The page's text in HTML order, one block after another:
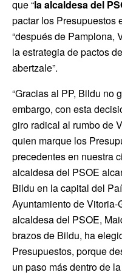
que “la alcaldesa del
pactar los Presupuestos
“después de Pamplona,
la estrategia de pactos
abertzale”.
“Gracias al PP, Bildu no
embargo, con esta
giro radical al rumbo de
quien marque los
precedentes en nuestra
alcaldesa del PSOE
Bildu en la capital del
Ayuntamiento de
alcaldesa del PSOE,
brazos de Bildu, ha
Presupuestos, porque
un paso más dentro de